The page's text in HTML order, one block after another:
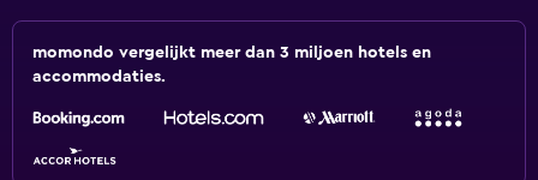
momondo vergelijkt meer dan 3 miljoen hotels en
accommodaties.